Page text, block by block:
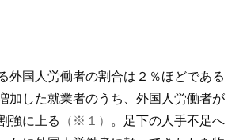
外国人労働者の割合は２％ほどである
加した就業者のうち、外国人労働者が
強に上る
（※１）
。足下の人手不足へ